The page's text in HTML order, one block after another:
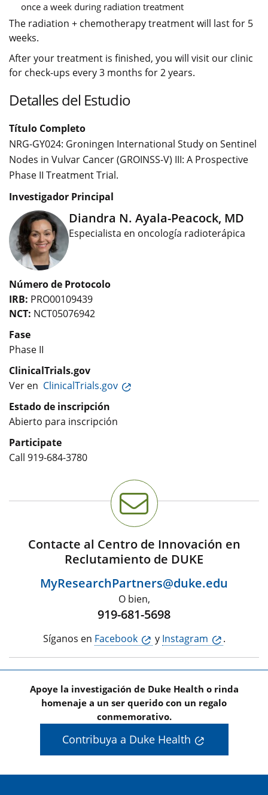
once a week during radiation treatment
The radiation + chemotherapy treatment will last for 5
weeks.
After your treatment is finished, you will visit our clinic
for check-ups every 3 months for 2 years.
Detalles del Estudio
Título Completo
NRG-GY024: Groningen International Study on Sentinel
Nodes in Vulvar Cancer (GROINSS-V) III: A Prospective
Phase II Treatment Trial.
Investigador Principal
Diandra N. Ayala-Peacock, MD
Especialista en oncología radioterápica
Número de Protocolo
IRB: PRO00109439
NCT: NCT05076942
Fase
Phase II
ClinicalTrials.gov
Ver en ClinicalTrials.gov
Estado de inscripción
Abierto para inscripción
Participate
Call 919-684-3780
Contacte al Centro de Innovación en
Reclutamiento de DUKE
MyResearchPartners@duke.edu
O bien,
919-681-5698
Síganos en Facebook y Instagram .
Apoye la investigación de Duke Health o rinda
homenaje a un ser querido con un regalo
conmemorativo.
Contribuya a Duke Health